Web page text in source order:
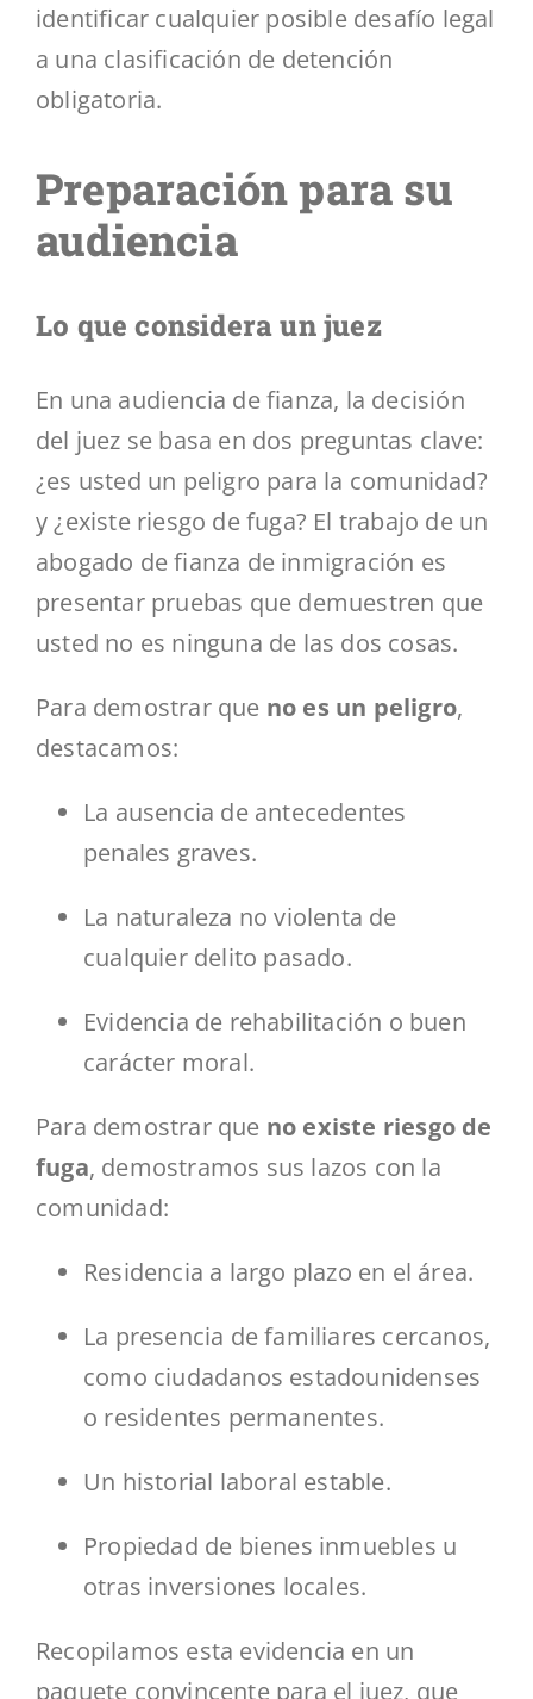
identificar cualquier posible desafío legal
a una clasificación de detención
obligatoria.
Preparación para su
audiencia
Lo que considera un juez
En una audiencia de fianza, la decisión
del juez se basa en dos preguntas clave:
¿es usted un peligro para la comunidad?
y ¿existe riesgo de fuga? El trabajo de un
abogado de fianza de inmigración es
presentar pruebas que demuestren que
usted no es ninguna de las dos cosas.
Para demostrar que no es un peligro,
destacamos:
La ausencia de antecedentes
penales graves.
La naturaleza no violenta de
cualquier delito pasado.
Evidencia de rehabilitación o buen
carácter moral.
Para demostrar que no existe riesgo de
fuga, demostramos sus lazos con la
comunidad:
Residencia a largo plazo en el área.
La presencia de familiares cercanos,
como ciudadanos estadounidenses
o residentes permanentes.
Un historial laboral estable.
Propiedad de bienes inmuebles u
otras inversiones locales.
Recopilamos esta evidencia en un
paquete convincente para el juez, que